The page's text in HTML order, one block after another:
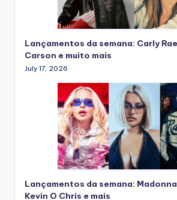
Lançamentos da semana: Carly
Carson e muito mais
July 17, 2026
Lançamentos da semana:
Kevin O Chris e mais